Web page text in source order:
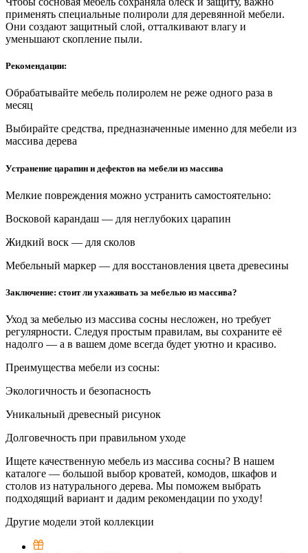
применять специальные полироли для деревянной мебели.
Они создают защитный слой, отталкивают влагу и
уменьшают скопление пыли.
Рекомендации:
Обрабатывайте мебель полиролем не реже одного раза в
месяц
Выбирайте средства, предназначенные именно для мебели из
массива дерева
Устранение царапин и дефектов на мебели из массива
Мелкие повреждения можно устранить самостоятельно:
Восковой карандаш — для неглубоких царапин
Жидкий воск — для сколов
Мебельный маркер — для восстановления цвета древесины
Заключение: стоит ли ухаживать за мебелью из массива?
Уход за мебелью из массива сосны несложен, но требует
регулярности. Следуя простым правилам, вы сохраните её
надолго — а в вашем доме всегда будет уютно и красиво.
Преимущества мебели из сосны:
Экологичность и безопасность
Уникальный древесный рисунок
Долговечность при правильном уходе
Ищете качественную мебель из массива сосны? В нашем
каталоге — большой выбор кроватей, комодов, шкафов и
столов из натурального дерева. Мы поможем выбрать
подходящий вариант и дадим рекомендации по уходу!
Другие модели этой коллекции